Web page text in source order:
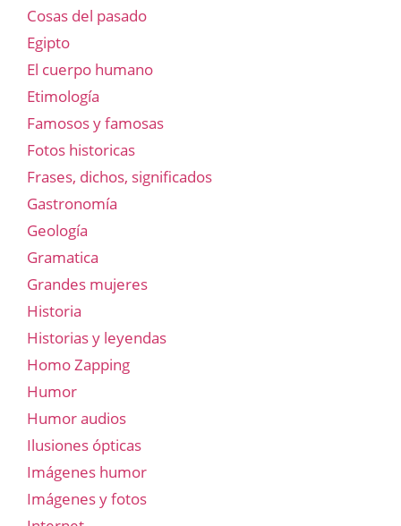
Cosas del pasado
Egipto
El cuerpo humano
Etimología
Famosos y famosas
Fotos historicas
Frases, dichos, significados
Gastronomía
Geología
Gramatica
Grandes mujeres
Historia
Historias y leyendas
Homo Zapping
Humor
Humor audios
Ilusiones ópticas
Imágenes humor
Imágenes y fotos